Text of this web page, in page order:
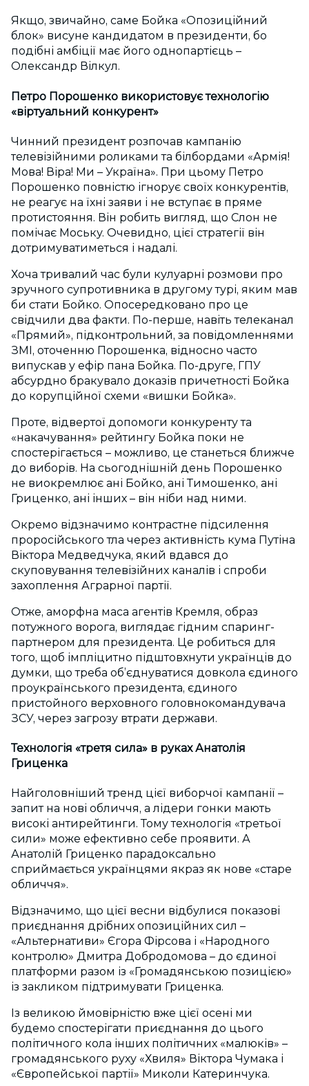
Якщо, звичайно, саме Бойка «Опозиційний
блок» висуне кандидатом в президенти, бо
подібні амбіції має його однопартієць –
Олександр Вілкул.
Петро Порошенко використовує технологію
«віртуальний конкурент»
Чинний президент розпочав кампанію
телевізійними роликами та білбордами «Армія!
Мова! Віра! Ми – Україна». При цьому Петро
Порошенко повністю ігнорує своїх конкурентів,
не реагує на їхні заяви і не вступає в пряме
протистояння. Він робить вигляд, що Слон не
помічає Моську. Очевидно, цієї стратегії він
дотримуватиметься і надалі.
Хоча тривалий час були кулуарні розмови про
зручного супротивника в другому турі, яким мав
би стати Бойко. Опосередковано про це
свідчили два факти. По-перше, навіть телеканал
«Прямий», підконтрольний, за повідомленнями
ЗМІ, оточенню Порошенка, відносно часто
випускав у ефір пана Бойка. По-друге, ГПУ
абсурдно бракувало доказів причетності Бойка
до корупційної схеми «вишки Бойка».
Проте, відвертої допомоги конкуренту та
«накачування» рейтингу Бойка поки не
спостерігається – можливо, це станеться ближче
до виборів. На сьогоднішній день Порошенко
не виокремлює ані Бойко, ані Тимошенко, ані
Гриценко, ані інших – він ніби над ними.
Окремо відзначимо контрастне підсилення
проросійського тла через активність кума Путіна
Віктора Медведчука, який вдався до
скуповування телевізійних каналів і спроби
захоплення Аграрної партії.
Отже, аморфна маса агентів Кремля, образ
потужного ворога, виглядає гідним спаринг-
партнером для президента. Це робиться для
того, щоб імпліцитно підштовхнути українців до
думки, що треба об’єднуватися довкола єдиного
проукраїнського президента, єдиного
пристойного верховного головнокомандувача
ЗСУ, через загрозу втрати держави.
Технологія «третя сила» в руках Анатолія
Гриценка
Найголовніший тренд цієї виборчої кампанії –
запит на нові обличчя, а лідери гонки мають
високі антирейтинги. Тому технологія «третьої
сили» може ефективно себе проявити. А
Анатолій Гриценко парадоксально
сприймається українцями якраз як нове «старе
обличчя».
Відзначимо, що цієї весни відбулися показові
приєднання дрібних опозиційних сил –
«Альтернативи» Єгора Фірсова і «Народного
контролю» Дмитра Добродомова – до єдиної
платформи разом із «Громадянською позицією»
із закликом підтримувати Гриценка.
Із великою ймовірністю вже цієї осені ми
будемо спостерігати приєднання до цього
політичного кола інших політичних «малюків» –
громадянського руху «Хвиля» Віктора Чумака і
«Європейської партії» Миколи Катеринчука.